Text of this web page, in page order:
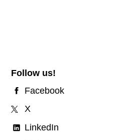
Follow us!
Facebook
X
LinkedIn